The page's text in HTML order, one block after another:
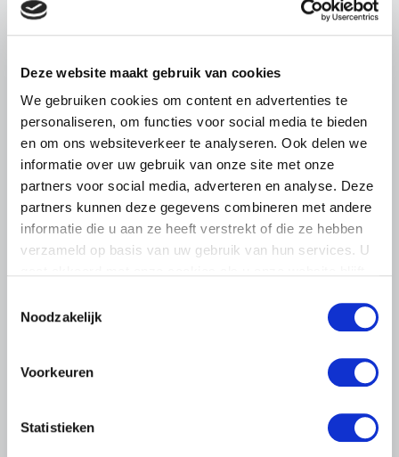
Deze website maakt gebruik van cookies
We gebruiken cookies om content en advertenties te
personaliseren, om functies voor social media te bieden
en om ons websiteverkeer te analyseren. Ook delen we
informatie over uw gebruik van onze site met onze
partners voor social media, adverteren en analyse. Deze
partners kunnen deze gegevens combineren met andere
informatie die u aan ze heeft verstrekt of die ze hebben
verzameld op basis van uw gebruik van hun services. U
Noodzakelijk
Voorkeuren
Statistieken
pluimveehouders
het voorplein van het provinciehuis in Den Bosch te
komen…
Lees meer